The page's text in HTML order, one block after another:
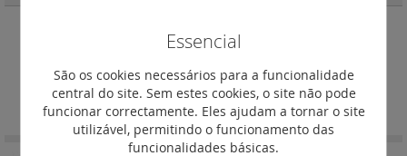
Bipolares 230 / 400 V~
Ordenar por
Definir
Ordenação
Essencial
São os cookies necessários para a funcionalidade
central do site. Sem estes cookies, o site não pode
funcionar correctamente. Eles ajudam a tornar o site
utilizável, permitindo o funcionamento das
funcionalidades básicas.